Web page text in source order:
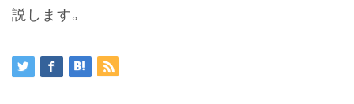
説します。